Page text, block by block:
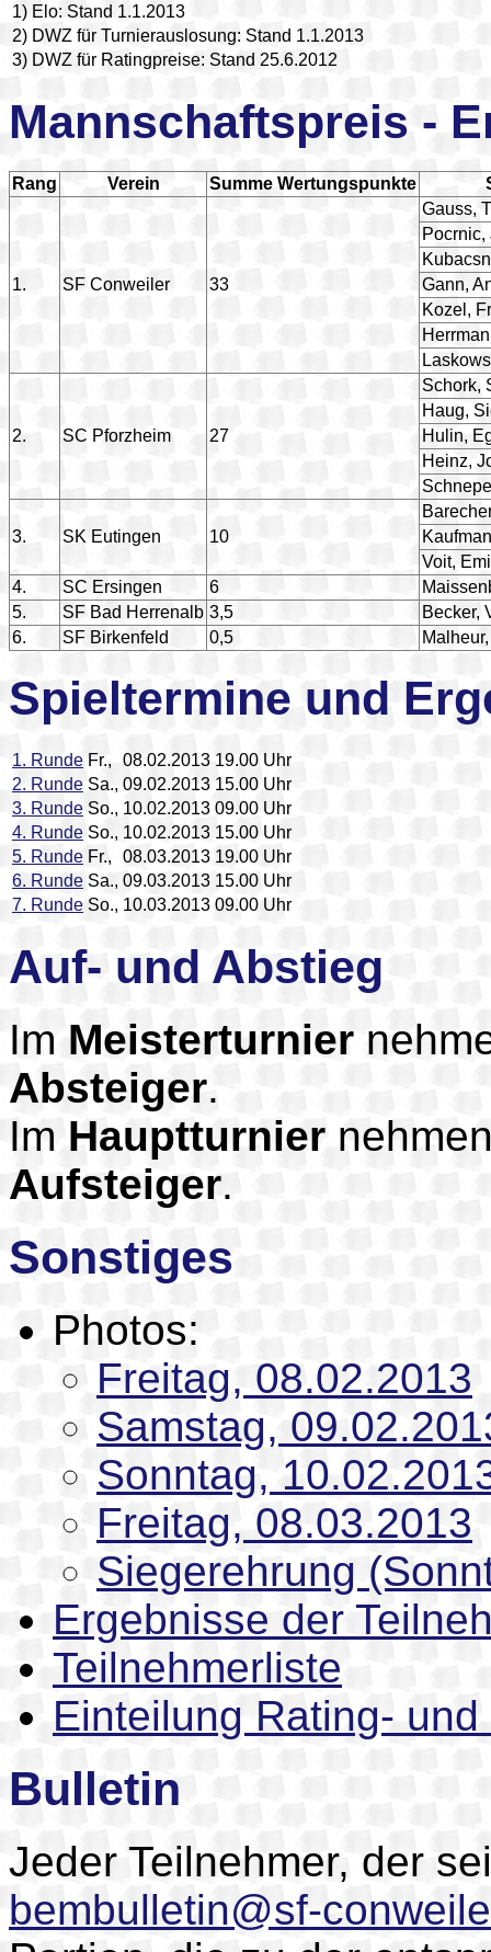
1) Elo: Stand 1.1.2013
2) DWZ für Turnierauslosung: Stand 1.1.2013
3) DWZ für Ratingpreise: Stand 25.6.2012
Mannschaftspreis -
Rang Verein Summe Wertungspunkte
1. SF Conweiler 33
Gauss,
Pocrnic,
Gann,
Kozel,
2. SC Pforzheim 27
Schork,
Haug,
Hulin,
Heinz,
3. SK Eutingen 10
Voit,
4.
SC Ersingen 6
5.
SF Bad Herrenalb 3,5
Becker,
6.
SF Birkenfeld 0,5
Spieltermine und
1. Runde Fr., 08.02.2013 19.00 Uhr
2. Runde Sa., 09.02.2013 15.00 Uhr
3. Runde So., 10.02.2013 09.00 Uhr
4. Runde So., 10.02.2013 15.00 Uhr
5. Runde Fr., 08.03.2013 19.00 Uhr
6. Runde Sa., 09.03.2013 15.00 Uhr
7. Runde So., 10.03.2013 09.00 Uhr
Auf- und Abstieg
Im Meisterturnier
Absteiger.
Im Hauptturnier
Aufsteiger.
Sonstiges
Photos:
Freitag, 08.02.2013
Samstag,
Sonntag,
Freitag, 08.03.2013
Siegerehrung
Ergebnisse der
Teilnehmerliste
Einteilung Rating-
Bulletin
Jeder Teilnehmer, der
bembulletin@sf-